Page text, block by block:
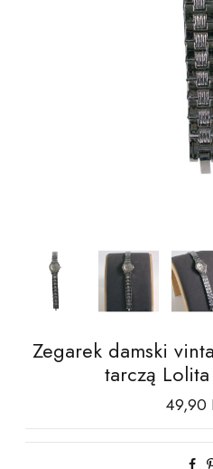
Zegarek damski
tarczą
49,90